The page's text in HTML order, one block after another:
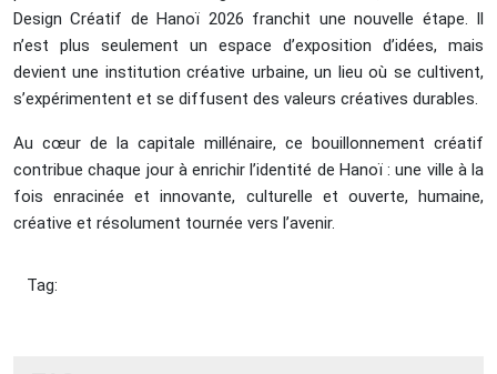
Design Créatif de Hanoï 2026 franchit une nouvelle étape. Il
n’est plus seulement un espace d’exposition d’idées, mais
devient une institution créative urbaine, un lieu où se cultivent,
s’expérimentent et se diffusent des valeurs créatives durables.
Au cœur de la capitale millénaire, ce bouillonnement créatif
contribue chaque jour à enrichir l’identité de Hanoï : une ville à la
fois enracinée et innovante, culturelle et ouverte, humaine,
créative et résolument tournée vers l’avenir.
Tag: